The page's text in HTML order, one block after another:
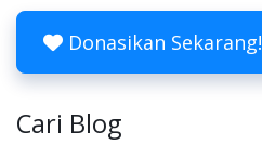
Donasikan Sekarang!
Cari Blog